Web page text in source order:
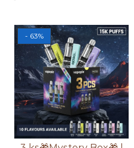
- 63%